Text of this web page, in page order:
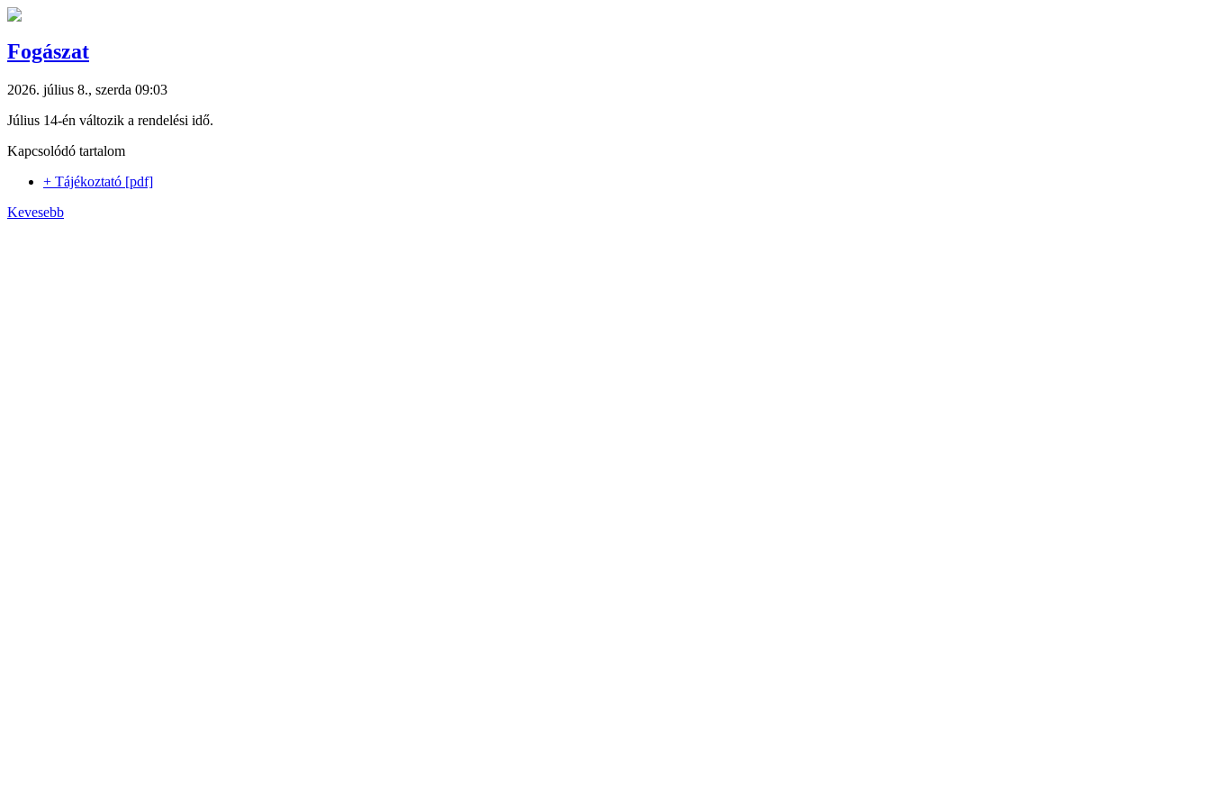
Fogászat
2026. július 8., szerda 09:03
Július 14-én változik a rendelési idő.
Kapcsolódó tartalom
+ Tájékoztató [pdf]
Kevesebb